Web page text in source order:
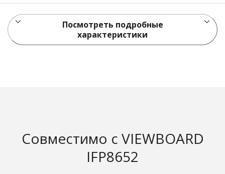
Посмотреть подробные
характеристики
Совместимо с VIEWBOARD
IFP8652